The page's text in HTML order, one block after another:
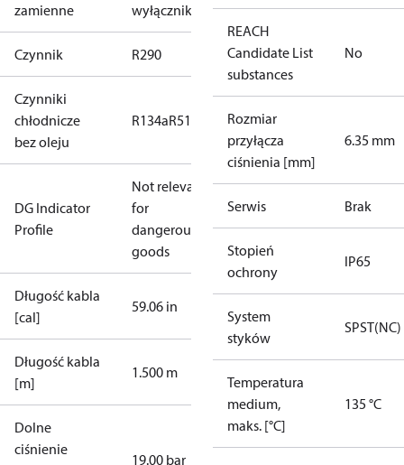
zamienne
wyłączników
Czynnik R290
Czynniki
chłodnicze
bez oleju
R134aR513A
DG Indicator
Profile
Not relevant
for
dangerous
goods
Długość kabla
[cal]
59.06 in
Długość kabla
[m]
1.500 m
Dolne
ciśnienie
19.00 bar
REACH
Candidate List
substances
No
Rozmiar
przyłącza
ciśnienia [mm]
6.35 mm
Serwis Brak
Stopień
ochrony
IP65
System
styków
SPST(NC)
Temperatura
medium,
maks. [°C]
135 °C